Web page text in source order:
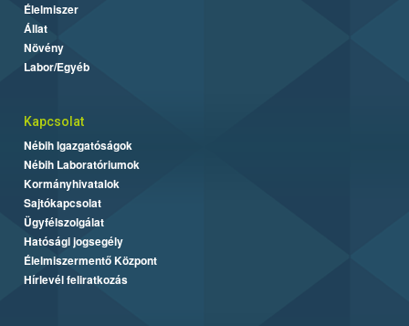
Élelmiszer
Állat
Növény
Labor/Egyéb
Kapcsolat
Nébih Igazgatóságok
Nébih Laboratóriumok
Kormányhivatalok
Sajtókapcsolat
Ügyfélszolgálat
Hatósági jogsegély
Élelmiszermentő Központ
Hírlevél feliratkozás